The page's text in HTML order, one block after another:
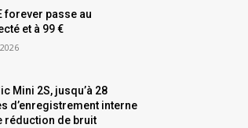
forever passe au
et à 99 €
Mini 2S, jusqu’à 28
d’enregistrement interne
réduction de bruit